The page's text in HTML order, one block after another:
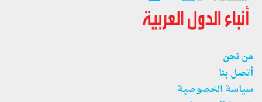
من نحن
أتصل بنا
سياسة الخصوصية